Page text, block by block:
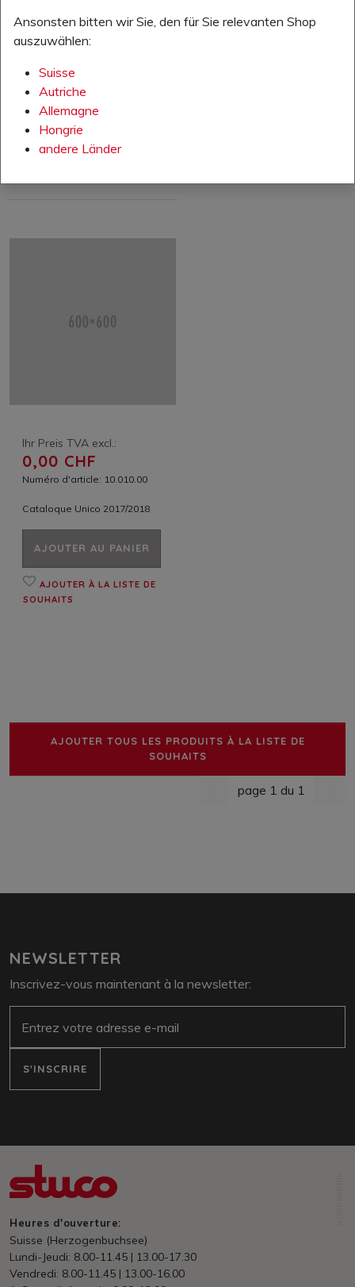
Cataloque Stuco 2023/2024
AJOUTER AU PANIER
AJOUTER À LA LISTE DE
SOUHAITS
Ihr Preis TVA excl.:
0,00 CHF
Numéro d'article: 10.010.00
Cataloque Unico 2017/2018
AJOUTER AU PANIER
AJOUTER À LA LISTE DE
SOUHAITS
AJOUTER TOUS LES PRODUITS À LA LISTE DE
SOUHAITS
page 1 du 1
NEWSLETTER
Inscrivez-vous maintenant à la newsletter:
S'INSCRIRE
Heures d'ouverture:
Suisse (Herzogenbuchsee)
Lundi-Jeudi: 8.00-11.45 | 13.00-17.30
Vendredi: 8.00-11.45 | 13.00-16.00
Ansonsten bitten wir Sie, den für Sie relevanten Shop
auszuwählen:
Suisse
Autriche
Allemagne
Hongrie
andere Länder